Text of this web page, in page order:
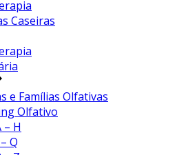
Caseiras
e Famílias Olfativas
Olfativo
– H
Q